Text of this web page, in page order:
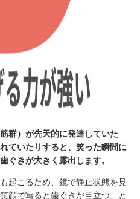
群）が先天的に発達していた
ていたりすると、笑った瞬間に
ぐきが大きく露出します。
起こるため、鏡で静止状態を見
顔で写ると歯ぐきが目立つ」と